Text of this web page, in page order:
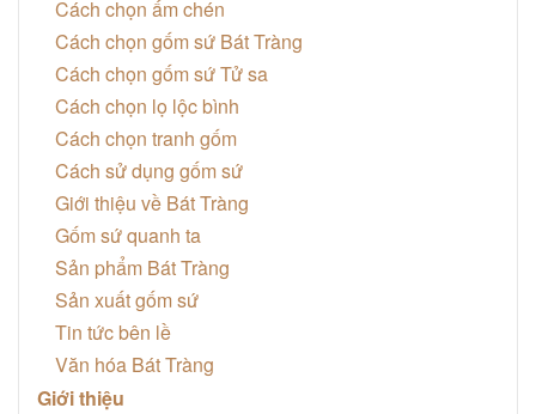
Cách chọn ấm chén
Cách chọn gốm sứ Bát Tràng
Cách chọn gốm sứ Tử sa
Cách chọn lọ lộc bình
Cách chọn tranh gốm
Cách sử dụng gốm sứ
Giới thiệu về Bát Tràng
Gốm sứ quanh ta
Sản phẩm Bát Tràng
Sản xuất gốm sứ
Tin tức bên lề
Văn hóa Bát Tràng
Giới thiệu